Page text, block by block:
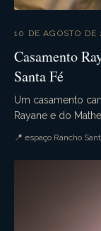
10 DE AGOSTO DE
Casamento
Santa Fé
Um casamento
Rayane e do
📍 espaço Rancho